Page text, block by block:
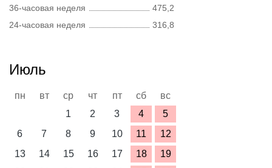
36-часовая неделя
475,2
24-часовая неделя
316,8
Июль
пн вт ср чт пт сб
вс
1
2 3 4
5
6
7 8 9 10 11
12
13
14 15 16 17 18
19